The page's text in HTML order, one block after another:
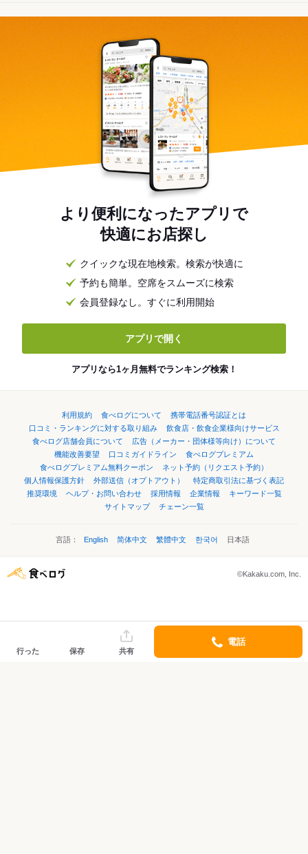
より便利になったアプリで
快適にお店探し
クイックな現在地検索。検索が快適に
予約も簡単。空席をスムーズに検索
会員登録なし。すぐに利用開始
アプリで開く
アプリなら1ヶ月無料でランキング検索！
利用規約 食べログについて
携帯電話番号認証とは
口コミ・ランキングに対する取り組み
飲食店・飲食企業様向けサービス
食べログ店舗会員について
広告（メーカー・団体様等向け）について
機能改善要望
口コミガイドライン
食べログプレミアム
食べログプレミアム無料クーポン
ネット予約（リクエスト予約）
個人情報保護方針
外部送信（オプトアウト）
特定商取引法に基づく表記
推奨環境
ヘルプ・お問い合わせ 採用情報 企業情報
キーワード一覧
サイトマップ
チェーン一覧
言語： English 简体中文 繁體中文 한국어 日本語
©Kakaku.com, Inc.
行った 保存 共有
電話